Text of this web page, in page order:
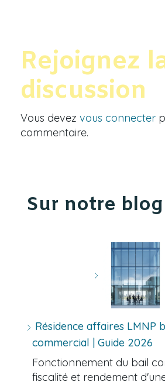
Rejoignez
discussion
Vous devez vous connecter
commentaire.
Sur notre blog
Résidence affaires LMNP
commercial | Guide 2026
Fonctionnement du bail
fiscalité et rendement